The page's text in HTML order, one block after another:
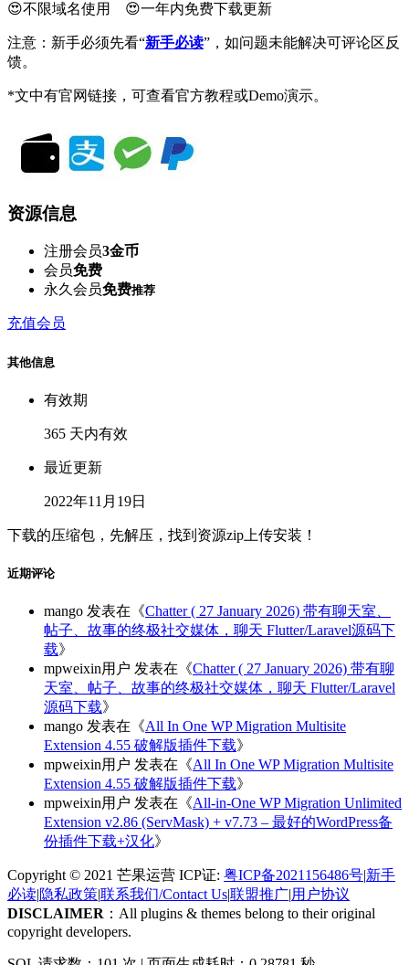
😍不限域名使用 😍一年内免费下载更新
注意：新手必须先看“新手必读”，如问题未能解决可评论区反
馈。
*文中有官网链接，可查看官方教程或Demo演示。
资源信息
注册会员3金币
会员免费
永久会员免费推荐
充值会员
其他信息
有效期
365 天内有效
最近更新
2022年11月19日
下载的压缩包，先解压，找到资源zip上传安装！
近期评论
mango 发表在《Chatter ( 27 January 2026) 带有聊天室、
帖子、故事的终极社交媒体，聊天 Flutter/Laravel源码下
载》
mpweixin用户 发表在《Chatter ( 27 January 2026) 带有聊
天室、帖子、故事的终极社交媒体，聊天 Flutter/Laravel
源码下载》
mango 发表在《All In One WP Migration Multisite
Extension 4.55 破解版插件下载》
mpweixin用户 发表在《All In One WP Migration Multisite
Extension 4.55 破解版插件下载》
mpweixin用户 发表在《All-in-One WP Migration Unlimited
Extension v2.86 (ServMask) + v7.73 – 最好的WordPress备
份插件下载+汉化》
Copyright © 2021 芒果运营 ICP证: 粤ICP备2021156486号|新手
必读|隐私政策|联系我们/Contact Us|联盟推广|用户协议
DISCLAIMER ：All plugins & themes belong to their original
copyright developers.